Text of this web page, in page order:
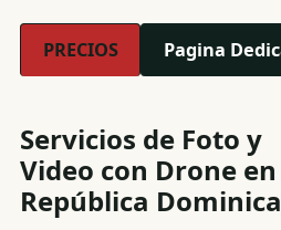
PRECIOS Pagina
Servicios de Foto y
Video con Drone en
República